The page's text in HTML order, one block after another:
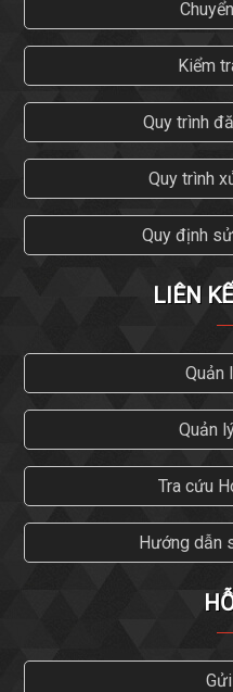
Kiểm
Quy trình
Quy trình
Quy định
LIÊN
Quản
Quản
Tra cứu
Hướng dẫn